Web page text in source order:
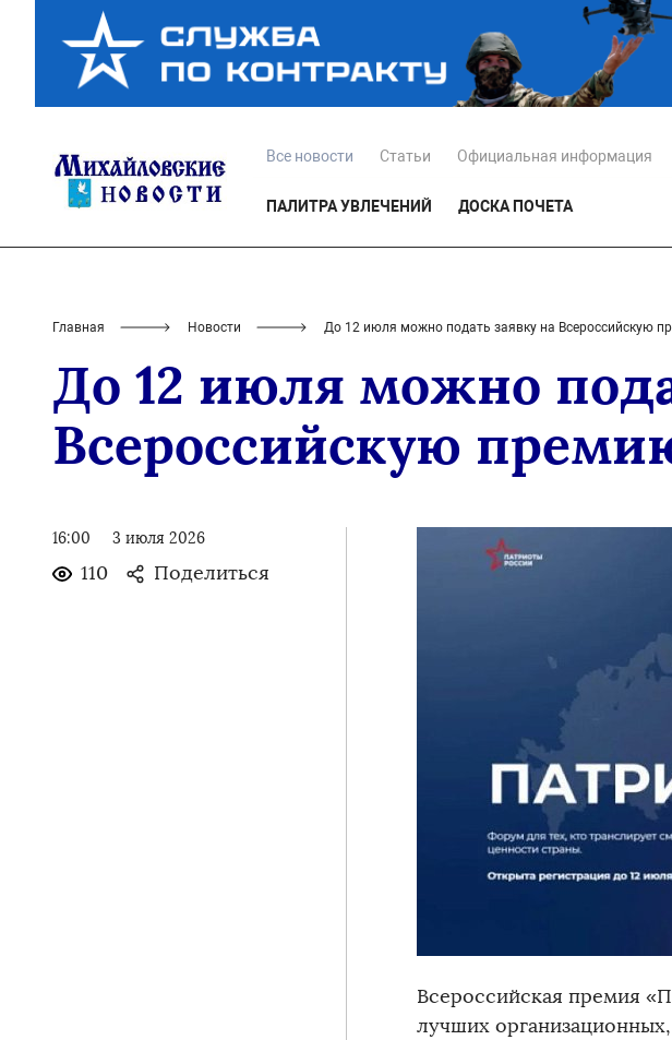
Все новости Статьи Официальная информация
ПАЛИТРА УВЛЕЧЕНИЙ ДОСКА ПОЧЕТА
Главная Новости До 12 июля можно подать заявку на Всероссийскую
До 12 июля можно
Всероссийскую
16:00 3 июля 2026
110 Поделиться
Всероссийская премия
лучших